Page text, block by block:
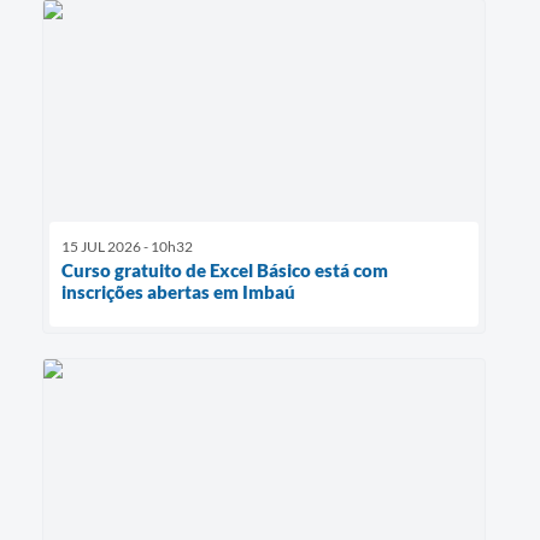
15 JUL 2026 - 10h32
Curso gratuito de Excel Básico está com
inscrições abertas em Imbaú